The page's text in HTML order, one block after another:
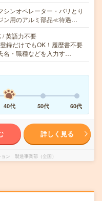
ンオペレーター・バリとり
ン用のアルミ部品≪待遇…
/ 英語力不要
録だけでもOK！履歴書不要
名・職種などを入力す…
40代 50代 60代
詳しく見る
ン 製造事業部（全国）